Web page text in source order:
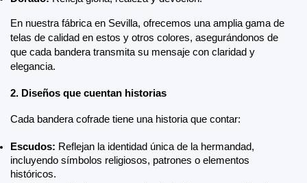
En nuestra fábrica en Sevilla, ofrecemos una amplia gama de
telas de calidad en estos y otros colores, asegurándonos de
que cada bandera transmita su mensaje con claridad y
elegancia.
2. Diseños que cuentan historias
Cada bandera cofrade tiene una historia que contar:
Escudos: Reflejan la identidad única de la hermandad,
incluyendo símbolos religiosos, patrones o elementos
históricos.